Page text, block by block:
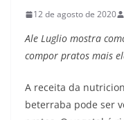
12 de agosto de 2020
Ale Luglio mostra
compor pratos mais
A receita da
beterraba pode ser